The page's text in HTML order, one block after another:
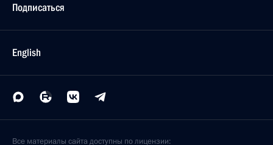
Подписаться
English
Все материалы сайта доступны по лицензии: